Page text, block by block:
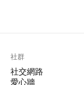
社群
社交網路
愛心牆